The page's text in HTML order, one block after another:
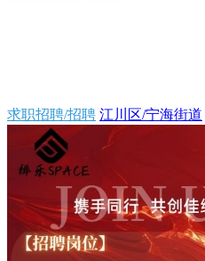
求职招聘/招聘 江川区/宁海街道